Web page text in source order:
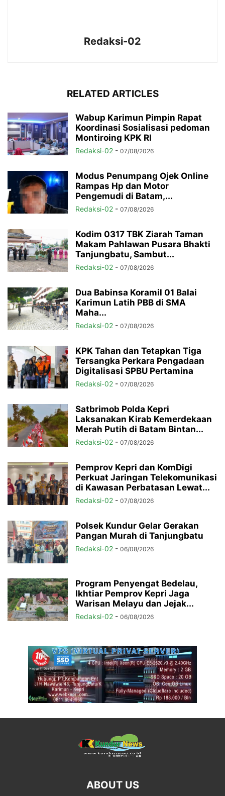
Redaksi-02
RELATED ARTICLES
Wabup Karimun Pimpin Rapat
Koordinasi Sosialisasi pedoman
Montiroing KPK RI
Redaksi-02 - 07/08/2026
Modus Penumpang Ojek Online
Rampas Hp dan Motor
Pengemudi di Batam,...
Redaksi-02 - 07/08/2026
Kodim 0317 TBK Ziarah Taman
Makam Pahlawan Pusara Bhakti
Tanjungbatu, Sambut...
Redaksi-02 - 07/08/2026
Dua Babinsa Koramil 01 Balai
Karimun Latih PBB di SMA
Maha...
Redaksi-02 - 07/08/2026
KPK Tahan dan Tetapkan Tiga
Tersangka Perkara Pengadaan
Digitalisasi SPBU Pertamina
Redaksi-02 - 07/08/2026
Satbrimob Polda Kepri
Laksanakan Kirab Kemerdekaan
Merah Putih di Batam Bintan...
Redaksi-02 - 07/08/2026
Pemprov Kepri dan KomDigi
Perkuat Jaringan Telekomunikasi
di Kawasan Perbatasan Lewat...
Redaksi-02 - 07/08/2026
Polsek Kundur Gelar Gerakan
Pangan Murah di Tanjungbatu
Redaksi-02 - 06/08/2026
Program Penyengat Bedelau,
Ikhtiar Pemprov Kepri Jaga
Warisan Melayu dan Jejak...
Redaksi-02 - 06/08/2026
ABOUT US